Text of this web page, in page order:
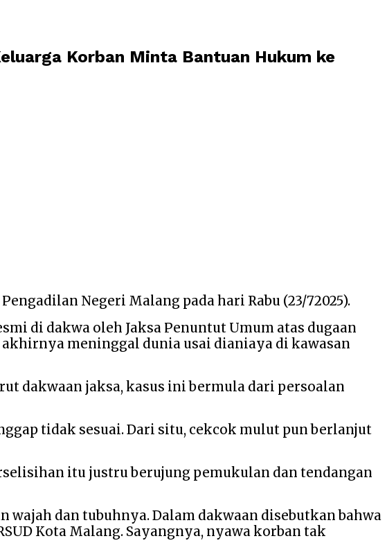
Korban Minta Bantuan Hukum ke
Negeri Malang pada hari Rabu (23/72025).
di dakwa oleh Jaksa Penuntut Umum atas dugaan
meninggal dunia usai dianiaya di kawasan
dakwaan jaksa, kasus ini bermula dari persoalan
tidak sesuai. Dari situ, cekcok mulut pun berlanjut
itu justru berujung pemukulan dan tendangan
dan tubuhnya. Dalam dakwaan disebutkan bahwa
Kota Malang. Sayangnya, nyawa korban tak